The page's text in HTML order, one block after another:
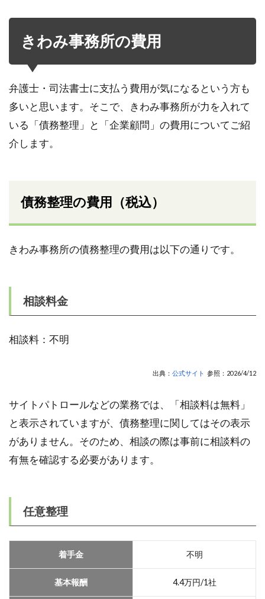
きわみ事務所の費用
弁護士・司法書士に支払う費用が気になるという方も
多いと思います。そこで、きわみ事務所が力を入れて
いる「債務整理」と「企業顧問」の費用についてご紹
介します。
債務整理の費用（税込）
きわみ事務所の債務整理の費用は以下の通りです。
相談料金
相談料：不明
出典： 公式サイト 参照：2026/4/12
サイトパトロールなどの業務では、「相談料は無料」
と表示されていますが、債務整理に関してはその表示
がありません。そのため、相談の際は事前に相談料の
有無を確認する必要があります。
任意整理
着手金 不明
基本報酬 4.4万円/1社